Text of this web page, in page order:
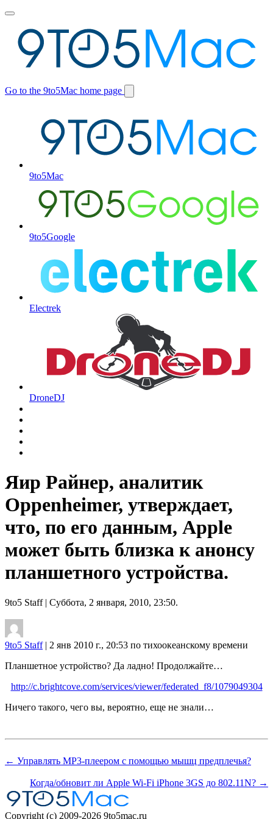
Toggle
menu
Go to the 9to5Mac home page
Switch
9to5Mac
9to5Google
Electrek
DroneDJ
Яир Райнер, аналитик
Oppenheimer, утверждает,
что, по его данным, Apple
может быть близка к анонсу
планшетного устройства.
9to5 Staff| Суббота, 2 января, 2010, 23:50.
9to5 Staff| 2 янв 2010 г., 20:53 по тихоокеанскому времени
Планшетное устройство? Да ладно! Продолжайте…
http://c.brightcove.com/services/viewer/federated_f8/1079049304
Ничего такого, чего вы, вероятно, еще не знали…
← Управлять MP3-плеером с помощью мышц предплечья?
Когда/обновит ли Apple Wi-Fi iPhone 3GS до 802.11N? →
Copyright (c) 2009-2026 9to5mac.ru